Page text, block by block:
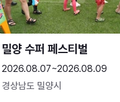
밀양 수퍼 페스티벌
2026.08.07~2026.08.09
경상남도 밀양시